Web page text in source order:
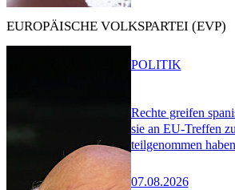
EUROPÄISCHE VOLKSPARTEI (EVP)
Rechte greifen
sie an EU-Treffen
teilgenommen haben
07.08.2026
POLITIK